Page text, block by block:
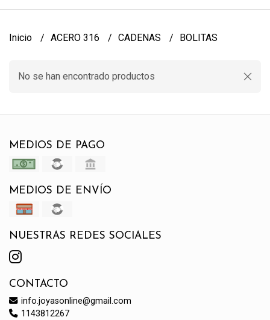
Inicio ACERO 316 CADENAS BOLITAS
No se han encontrado productos
MEDIOS DE PAGO
MEDIOS DE ENVÍO
NUESTRAS REDES SOCIALES
CONTACTO
info.joyasonline@gmail.com
1143812267